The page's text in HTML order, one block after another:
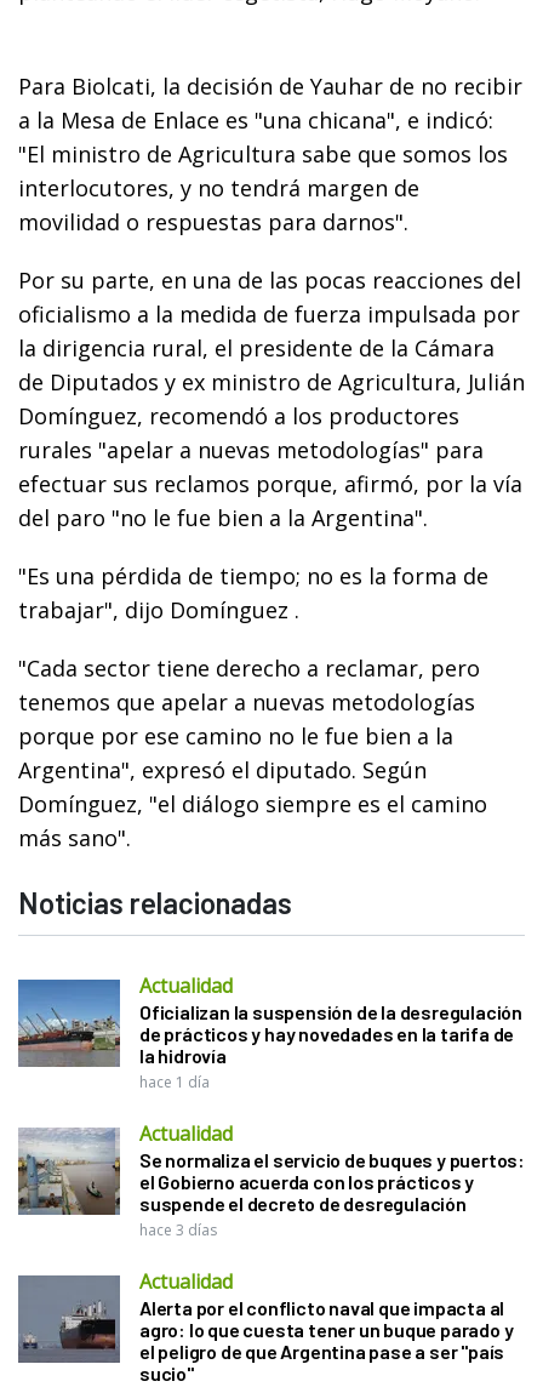
Para Biolcati, la decisión de Yauhar de no recibir
a la Mesa de Enlace es "una chicana", e indicó:
"El ministro de Agricultura sabe que somos los
interlocutores, y no tendrá margen de
movilidad o respuestas para darnos".
Por su parte, en una de las pocas reacciones del
oficialismo a la medida de fuerza impulsada por
la dirigencia rural, el presidente de la Cámara
de Diputados y ex ministro de Agricultura, Julián
Domínguez, recomendó a los productores
rurales "apelar a nuevas metodologías" para
efectuar sus reclamos porque, afirmó, por la vía
del paro "no le fue bien a la Argentina".
"Es una pérdida de tiempo; no es la forma de
trabajar", dijo Domínguez .
"Cada sector tiene derecho a reclamar, pero
tenemos que apelar a nuevas metodologías
porque por ese camino no le fue bien a la
Argentina", expresó el diputado. Según
Domínguez, "el diálogo siempre es el camino
más sano".
Noticias relacionadas
Actualidad
Oficializan la suspensión de la desregulación
de prácticos y hay novedades en la tarifa de
la hidrovía
hace 1 día
Actualidad
Se normaliza el servicio de buques y puertos:
el Gobierno acuerda con los prácticos y
suspende el decreto de desregulación
hace 3 días
Actualidad
Alerta por el conflicto naval que impacta al
agro: lo que cuesta tener un buque parado y
el peligro de que Argentina pase a ser "país
sucio"